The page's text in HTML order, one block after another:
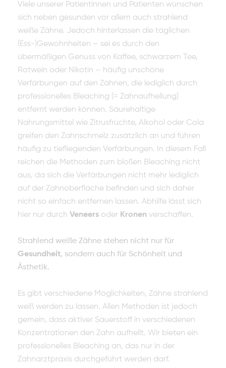
Viele unserer Patientinnen und Patienten wünschen
sich neben gesunden vor allem auch strahlend
weiße Zähne. Jedoch hinterlassen die täglichen
(Ess-)Gewohnheiten – sei es durch den
übermäßigen Genuss von Kaffee, schwarzem Tee,
Rotwein oder Nikotin – häufig unschöne
Verfärbungen auf den Zähnen, die lediglich durch
professionelles Bleaching (= Zahnaufhellung)
entfernt werden können. Säurehaltige
Nahrungsmittel wie Zitrusfrüchte, Alkohol oder Cola
greifen den Zahnschmelz zusätzlich an und führen
häufig zu tiefliegenden Verfärbungen. In diesem Fall
reichen die Methoden zum bloßen Bleaching nicht
aus, da sich die Verfärbungen nicht mehr lediglich
auf der Zahnoberfläche befinden und sich daher
nicht so einfach entfernen lassen. Abhilfe lässt sich
hier nur durch Veneers oder Kronen verschaffen.
Strahlend weiße Zähne stehen nicht nur für
Gesundheit, sondern auch für Schönheit und
Ästhetik.
Es gibt verschiedene Möglichkeiten, Zähne strahlend
weiß werden zu lassen. Allen Methoden ist jedoch
gemein, dass aktiver Sauerstoff in verschiedenen
Konzentrationen den Zahn aufhellt. Wir bieten ein
professionelles Bleaching an, das nur in der
Zahnarztpraxis durchgeführt werden darf.